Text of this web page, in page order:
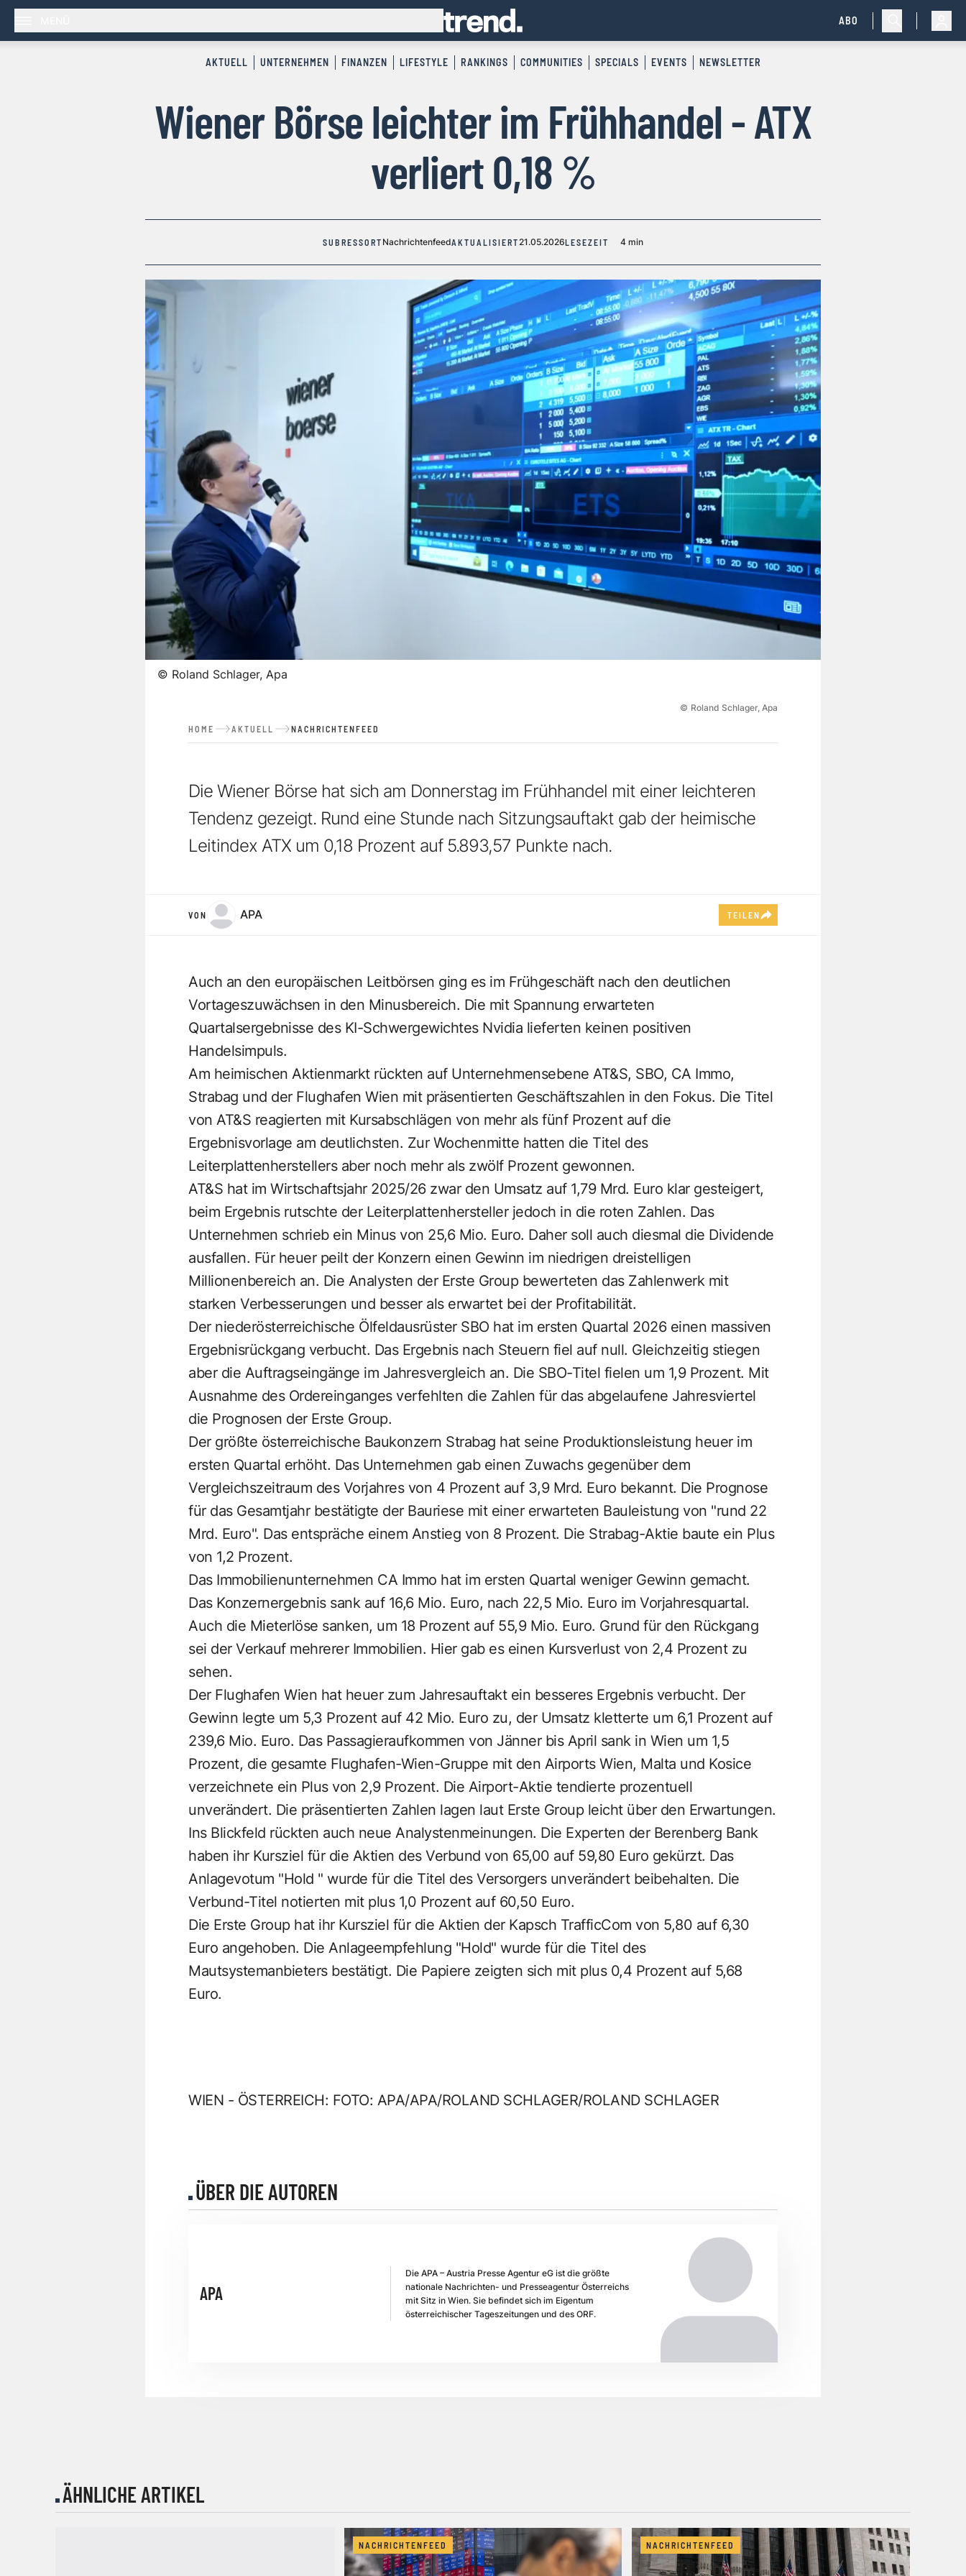
ABO
AKTUELL UNTERNEHMEN FINANZEN LIFESTYLE RANKINGS COMMUNITIES SPECIALS EVENTS NEWSLETTER
Wiener Börse leichter im Frühhandel - ATX
verliert 0,18 %
SUBRESSORT NachrichtenfeedAKTUALISIERT21.05.2026LESEZEIT 4 min
© Roland Schlager, Apa
© Roland Schlager, Apa
HOME AKTUELL NACHRICHTENFEED
Die Wiener Börse hat sich am Donnerstag im Frühhandel mit einer leichteren
Tendenz gezeigt. Rund eine Stunde nach Sitzungsauftakt gab der heimische
Leitindex ATX um 0,18 Prozent auf 5.893,57 Punkte nach.
VON APA TEILEN
Auch an den europäischen Leitbörsen ging es im Frühgeschäft nach den deutlichen
Vortageszuwächsen in den Minusbereich. Die mit Spannung erwarteten
Quartalsergebnisse des KI-Schwergewichtes Nvidia lieferten keinen positiven
Handelsimpuls.
Am heimischen Aktienmarkt rückten auf Unternehmensebene AT&S, SBO, CA Immo,
Strabag und der Flughafen Wien mit präsentierten Geschäftszahlen in den Fokus. Die Titel
von AT&S reagierten mit Kursabschlägen von mehr als fünf Prozent auf die
Ergebnisvorlage am deutlichsten. Zur Wochenmitte hatten die Titel des
Leiterplattenherstellers aber noch mehr als zwölf Prozent gewonnen.
AT&S hat im Wirtschaftsjahr 2025/26 zwar den Umsatz auf 1,79 Mrd. Euro klar gesteigert,
beim Ergebnis rutschte der Leiterplattenhersteller jedoch in die roten Zahlen. Das
Unternehmen schrieb ein Minus von 25,6 Mio. Euro. Daher soll auch diesmal die Dividende
ausfallen. Für heuer peilt der Konzern einen Gewinn im niedrigen dreistelligen
Millionenbereich an. Die Analysten der Erste Group bewerteten das Zahlenwerk mit
starken Verbesserungen und besser als erwartet bei der Profitabilität.
Der niederösterreichische Ölfeldausrüster SBO hat im ersten Quartal 2026 einen massiven
Ergebnisrückgang verbucht. Das Ergebnis nach Steuern fiel auf null. Gleichzeitig stiegen
aber die Auftragseingänge im Jahresvergleich an. Die SBO-Titel fielen um 1,9 Prozent. Mit
Ausnahme des Ordereinganges verfehlten die Zahlen für das abgelaufene Jahresviertel
die Prognosen der Erste Group.
Der größte österreichische Baukonzern Strabag hat seine Produktionsleistung heuer im
ersten Quartal erhöht. Das Unternehmen gab einen Zuwachs gegenüber dem
Vergleichszeitraum des Vorjahres von 4 Prozent auf 3,9 Mrd. Euro bekannt. Die Prognose
für das Gesamtjahr bestätigte der Bauriese mit einer erwarteten Bauleistung von "rund 22
Mrd. Euro". Das entspräche einem Anstieg von 8 Prozent. Die Strabag-Aktie baute ein Plus
von 1,2 Prozent.
Das Immobilienunternehmen CA Immo hat im ersten Quartal weniger Gewinn gemacht.
Das Konzernergebnis sank auf 16,6 Mio. Euro, nach 22,5 Mio. Euro im Vorjahresquartal.
Auch die Mieterlöse sanken, um 18 Prozent auf 55,9 Mio. Euro. Grund für den Rückgang
sei der Verkauf mehrerer Immobilien. Hier gab es einen Kursverlust von 2,4 Prozent zu
sehen.
Der Flughafen Wien hat heuer zum Jahresauftakt ein besseres Ergebnis verbucht. Der
Gewinn legte um 5,3 Prozent auf 42 Mio. Euro zu, der Umsatz kletterte um 6,1 Prozent auf
239,6 Mio. Euro. Das Passagieraufkommen von Jänner bis April sank in Wien um 1,5
Prozent, die gesamte Flughafen-Wien-Gruppe mit den Airports Wien, Malta und Kosice
verzeichnete ein Plus von 2,9 Prozent. Die Airport-Aktie tendierte prozentuell
unverändert. Die präsentierten Zahlen lagen laut Erste Group leicht über den Erwartungen.
Ins Blickfeld rückten auch neue Analystenmeinungen. Die Experten der Berenberg Bank
haben ihr Kursziel für die Aktien des Verbund von 65,00 auf 59,80 Euro gekürzt. Das
Anlagevotum "Hold " wurde für die Titel des Versorgers unverändert beibehalten. Die
Verbund-Titel notierten mit plus 1,0 Prozent auf 60,50 Euro.
Die Erste Group hat ihr Kursziel für die Aktien der Kapsch TrafficCom von 5,80 auf 6,30
Euro angehoben. Die Anlageempfehlung "Hold" wurde für die Titel des
Mautsystemanbieters bestätigt. Die Papiere zeigten sich mit plus 0,4 Prozent auf 5,68
Euro.
WIEN - ÖSTERREICH: FOTO: APA/APA/ROLAND SCHLAGER/ROLAND SCHLAGER
ÜBER DIE AUTOREN
APA
Die APA – Austria Presse Agentur eG ist die größte
nationale Nachrichten- und Presseagentur Österreichs
mit Sitz in Wien. Sie befindet sich im Eigentum
österreichischer Tageszeitungen und des ORF.
ÄHNLICHE ARTIKEL
NACHRICHTENFEED NACHRICHTENFEED